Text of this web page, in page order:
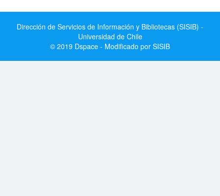
Dirección de Servicios de Información y Bibliotecas (SISIB) -
Universidad de Chile
© 2019 Dspace - Modificado por SISIB